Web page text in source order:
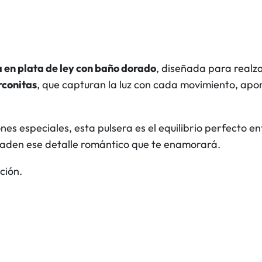
a
d
s
c
en plata de ley con baño dorado, diseñada para
, que capturan la luz con cada movimiento,
especiales, esta pulsera es el equilibrio perfecto
ese detalle romántico que te enamorará.